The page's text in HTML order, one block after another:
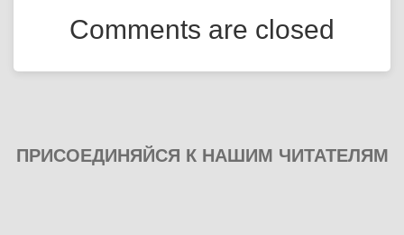
Comments are closed
ПРИСОЕДИНЯЙСЯ К НАШИМ ЧИТАТЕЛЯМ